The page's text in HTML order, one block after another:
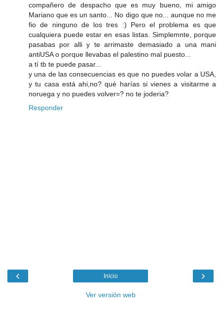
compañero de despacho que es muy bueno, mi amigo
Mariano que es un santo... No digo que no... aunque no me
fio de ninguno de los tres :) Pero el problema es que
cualquiera puede estar en esas listas. Simplemnte, porque
pasabas por alli y te arrimaste demasiado a una mani
antiUSA o porque llevabas el palestino mal puesto...
a tí tb te puede pasar...
y una de las consecuencias es que no puedes volar a USA,
y tu casa está ahi,no? qué harías si vienes a visitarme a
noruega y no puedes volver=? no te joderia?
Responder
‹ ›
Inicio
Ver versión web